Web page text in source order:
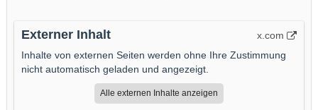
Externer Inhalt
x.com
Inhalte von externen Seiten werden ohne Ihre Zustimmung
nicht automatisch geladen und angezeigt.
Alle externen Inhalte anzeigen